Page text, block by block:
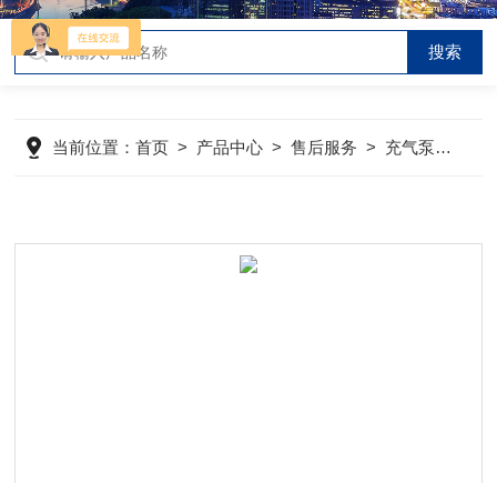
当前位置：首页 > 产品中心 >售后服务 > 充气泵保养